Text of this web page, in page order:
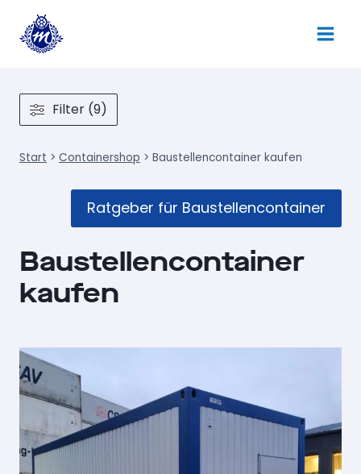
Inhalt
springen
Filter (9)
Start > Containershop > Baustellencontainer kaufen
Ratgeber für Baustellencontainer
Baustellencontainer
kaufen